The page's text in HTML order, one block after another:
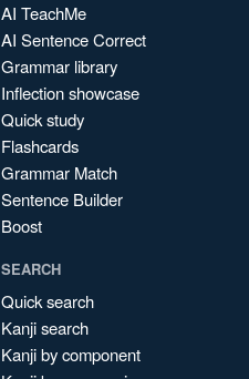
AI TeachMe
AI Sentence Correct
Grammar library
Inflection showcase
Quick study
Flashcards
Grammar Match
Sentence Builder
Boost
SEARCH
Quick search
Kanji search
Kanji by component